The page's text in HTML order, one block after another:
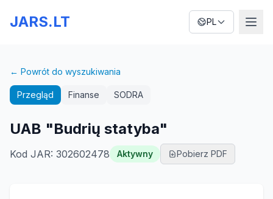
JARS.LT PL
← Powrót do wyszukiwania
Przegląd Finanse SODRA
UAB "Budrių statyba"
Kod JAR: 302602478 Aktywny Pobierz PDF